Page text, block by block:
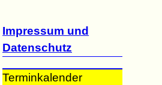
Impressum und
Datenschutz
Terminkalender